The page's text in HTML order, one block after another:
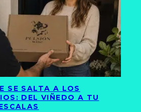
SE SALTA A LOS
DEL VIÑEDO A TU